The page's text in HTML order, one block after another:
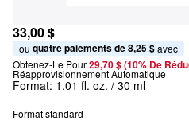
33,00 $
ou quatre paiements de 8,25 $ avec
Obtenez-Le Pour29,70 $ (10% De
Réapprovisionnement Automatique
Format: 1.01 fl. oz. / 30 ml
Format standard